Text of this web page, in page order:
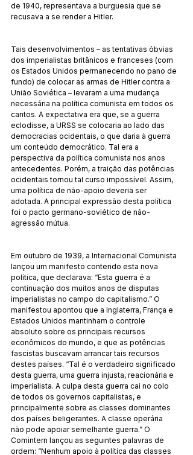
de 1940, representava a burguesia que se
recusava a se render a Hitler.
Tais desenvolvimentos – as tentativas óbvias
dos imperialistas britânicos e franceses (com
os Estados Unidos permanecendo no pano de
fundo) de colocar as armas de Hitler contra a
União Soviética – levaram a uma mudança
necessária na política comunista em todos os
cantos. A expectativa era que, se a guerra
eclodisse, a URSS se colocaria ao lado das
democracias ocidentais, o que daria à guerra
um conteúdo democrático. Tal era a
perspectiva da política comunista nos anos
antecedentes. Porém, a traição das potências
ocidentais tornou tal curso impossível. Assim,
uma política de não-apoio deveria ser
adotada. A principal expressão desta política
foi o pacto germano-soviético de não-
agressão mútua.
Em outubro de 1939, a Internacional Comunista
lançou um manifesto contendo esta nova
política, que declarava: “Esta guerra é a
continuação dos muitos anos de disputas
imperialistas no campo do capitalismo.” O
manifestou apontou que a Inglaterra, França e
Estados Unidos mantinham o controle
absoluto sobre os principais recursos
econômicos do mundo, e que as potências
fascistas buscavam arrancar tais recursos
destes países. “Tal é o verdadeiro significado
desta guerra, uma guerra injusta, reacionária e
imperialista. A culpa desta guerra cai no colo
de todos os governos capitalistas, e
principalmente sobre as classes dominantes
dos países beligerantes. A classe operária
não pode apoiar semelhante guerra.” O
Comintern lançou as seguintes palavras de
ordem: “Nenhum apoio à política das classes